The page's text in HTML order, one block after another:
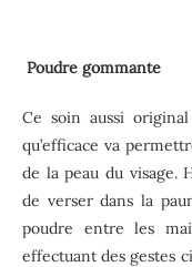
Poudre gommante
Ce soin aussi
qu’efficace va
de la peau du visage.
de verser dans la
poudre entre les
effectuant des gestes